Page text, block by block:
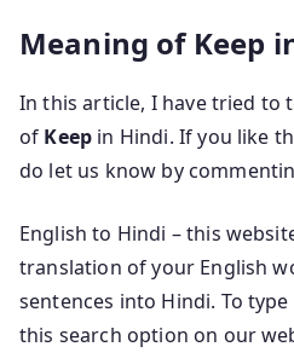
Meaning of Keep
In this article, I have tried to
of Keep in Hindi. If you like
do let us know by
English to Hindi – this
translation of your English
sentences into Hindi. To
this search option on our